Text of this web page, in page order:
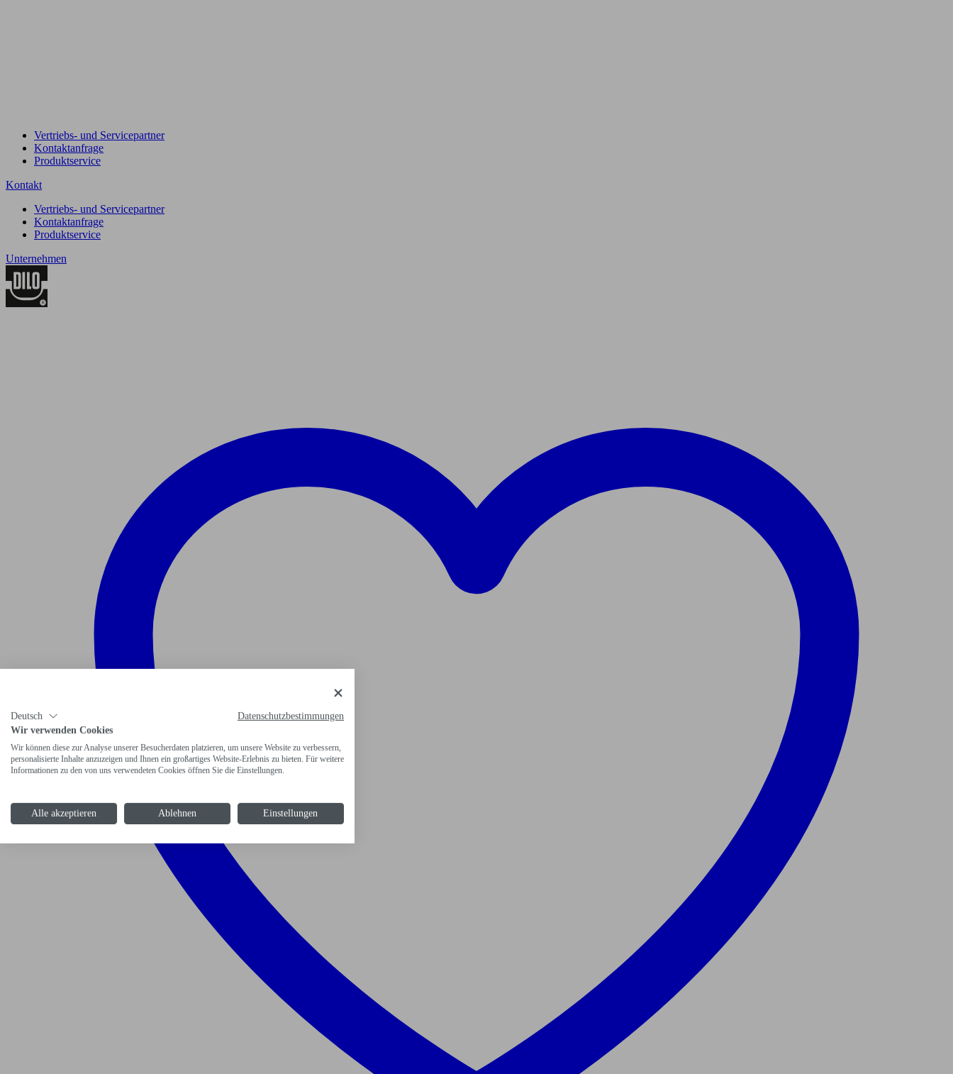
Vertriebs- und Servicepartner
Kontaktanfrage
Produktservice
Kontakt
Vertriebs- und Servicepartner
Kontaktanfrage
Produktservice
Unternehmen
Deutsch
Datenschutzbestimmungen
Wir verwenden Cookies
Wir können diese zur Analyse unserer Besucherdaten platzieren, um unsere Website zu verbessern,
personalisierte Inhalte anzuzeigen und Ihnen ein großartiges Website-Erlebnis zu bieten. Für weitere
Informationen zu den von uns verwendeten Cookies öffnen Sie die Einstellungen.
Alle akzeptieren Ablehnen Einstellungen